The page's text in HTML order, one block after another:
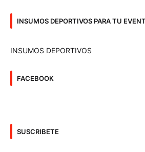
INSUMOS DEPORTIVOS PARA TU
INSUMOS DEPORTIVOS
FACEBOOK
SUSCRIBETE